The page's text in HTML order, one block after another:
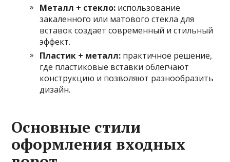
Металл + стекло: использование
закаленного или матового стекла для
вставок создает современный и стильный
эффект.
Пластик + металл: практичное решение,
где пластиковые вставки облегчают
конструкцию и позволяют разнообразить
дизайн.
Основные стили
оформления входных